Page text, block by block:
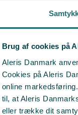
Brug af cookies på
Aleris Danmark
Cookies på Aleris
online
til, at Aleris
eller trække dit
og Obstetrik (DSOG)
and
(DFS)
Fertilitetsselskab